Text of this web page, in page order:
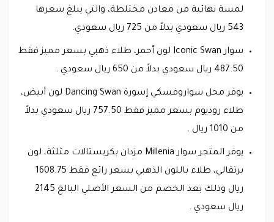
لمسة نهائية من معادن مختلطة، والتي يبلغ سعرها
543 ريال سعودي بدلاً من 725 ريال سعودي.
سوار Iconic Swan لون أحمر، طلاء ذهبي بسعر مميز فقط
487.50 ريال سعودي بدلاً من 650 ريال سعودي .
يوفر محل سواروفسكي إسورة Dancing Swan لون أبيض،
طلاء روديوم بسعر مميز فقط 757.50 ريال سعودي بدلاً
من 1010 ريال .
يوفر المتجر سوار Millenia مزدان بكريستالات مثلثة، لون
برتقالي، طلاء باللون الذهبي بسعر رائع فقط 1608.75
ريال وذلك بعد الخصم من السعر الأصلي البالغ 2145
ريال سعودي .